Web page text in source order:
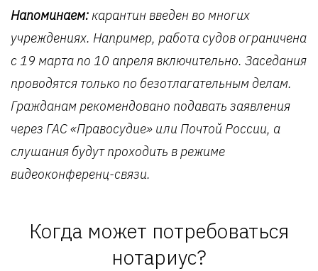
Напоминаем:карантин введен во многих
учреждениях. Например, работа судов ограничена
с 19 марта по 10 апреля включительно. Заседания
проводятся только по безотлагательным делам.
Гражданам рекомендовано подавать заявления
через ГАС «Правосудие» или Почтой России, а
слушания будут проходить в режиме
видеоконференц-связи.
Когда может потребоваться
нотариус?